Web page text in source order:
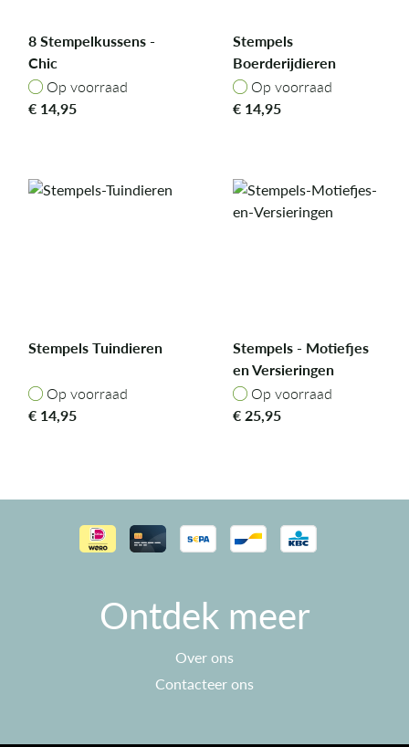
8 Stempelkussens -
Chic
Op voorraad
Op voorraad
€ 14,95
Stempels
Boerderijdieren
Op voorraad
Op voorraad
€ 14,95
Stempels Tuindieren
Op voorraad
Op voorraad
€ 14,95
Stempels - Motiefjes
en Versieringen
Op voorraad
Op voorraad
€25,95
Ontdek meer
Over ons
Contacteer ons